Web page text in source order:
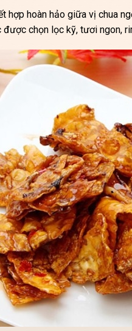
hoàn hảo giữa vị chua
chọn lọc kỹ, tươi ngon,